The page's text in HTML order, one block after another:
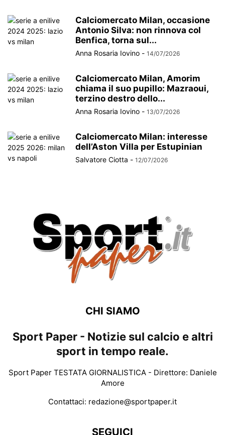
Calciomercato Milan, occasione
Antonio Silva: non rinnova col
Benfica, torna sul...
Anna Rosaria Iovino - 14/07/2026
Calciomercato Milan, Amorim
chiama il suo pupillo: Mazraoui,
terzino destro dello...
Anna Rosaria Iovino - 13/07/2026
Calciomercato Milan: interesse
dell’Aston Villa per Estupinian
Salvatore Ciotta - 12/07/2026
CHI SIAMO
Sport Paper - Notizie sul calcio e altri
sport in tempo reale.
Sport Paper TESTATA GIORNALISTICA - Direttore: Daniele
Amore
Contattaci: redazione@sportpaper.it
SEGUICI